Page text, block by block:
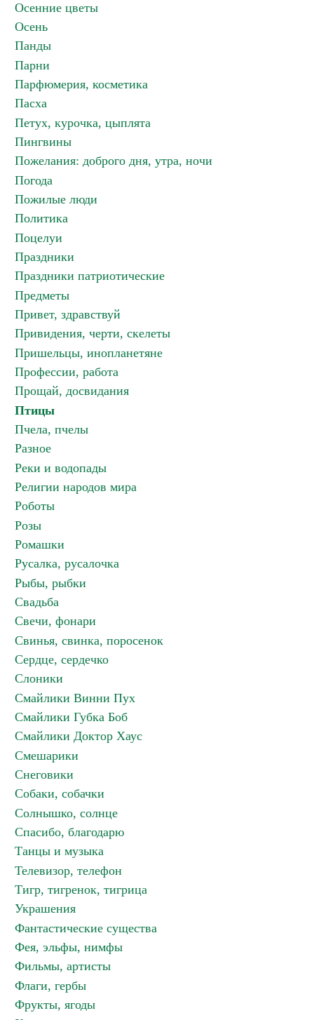
Осенние цветы
Осень
Панды
Парни
Парфюмерия, косметика
Пасха
Петух, курочка, цыплята
Пингвины
Пожелания: доброго дня, утра, ночи
Погода
Пожилые люди
Политика
Поцелуи
Праздники
Праздники патриотические
Предметы
Привет, здравствуй
Привидения, черти, скелеты
Пришельцы, инопланетяне
Профессии, работа
Прощай, досвидания
Птицы
Пчела, пчелы
Разное
Реки и водопады
Религии народов мира
Роботы
Розы
Ромашки
Русалка, русалочка
Рыбы, рыбки
Свадьба
Свечи, фонари
Свинья, свинка, поросенок
Сердце, сердечко
Слоники
Смайлики Винни Пух
Смайлики Губка Боб
Смайлики Доктор Хаус
Смешарики
Снеговики
Собаки, собачки
Солнышко, солнце
Спасибо, благодарю
Танцы и музыка
Телевизор, телефон
Тигр, тигренок, тигрица
Украшения
Фантастические существа
Фея, эльфы, нимфы
Фильмы, артисты
Флаги, гербы
Фрукты, ягоды